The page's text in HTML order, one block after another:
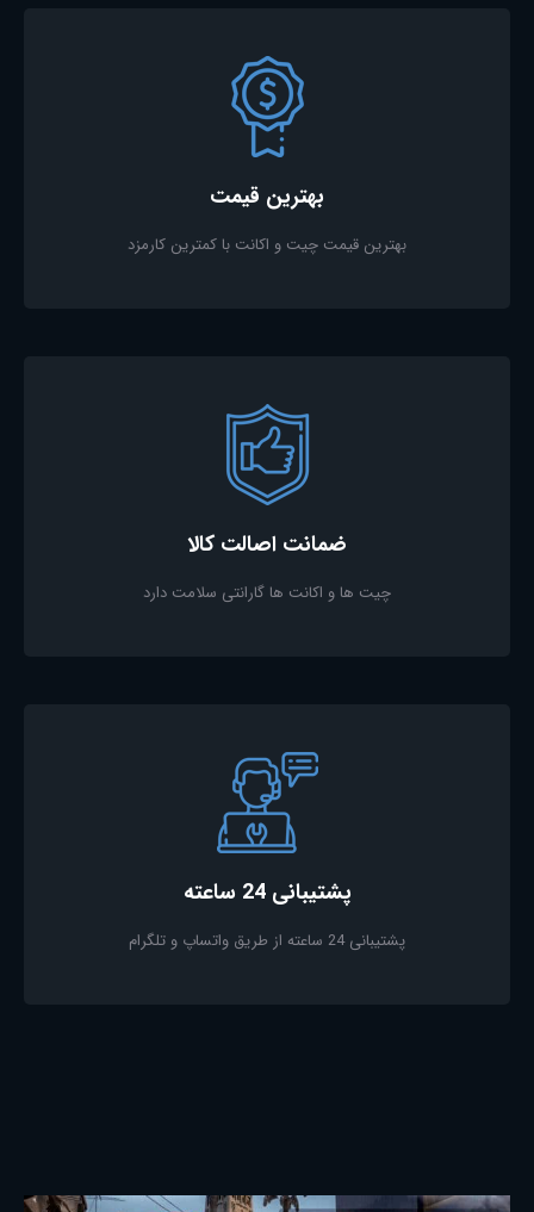
بهترین قیمت
بهترین قیمت چیت و اکانت با کمترین کارمزد
ضمانت اصالت کالا
چیت ها و اکانت ها گارانتی سلامت دارد
پشتیبانی 24 ساعته
پشتیبانی 24 ساعته از طریق واتساپ و تلگرام